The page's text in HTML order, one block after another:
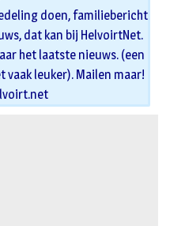
doen, familiebericht
dat kan bij HelvoirtNet.
het laatste nieuws. (een
leuker). Mailen maar!